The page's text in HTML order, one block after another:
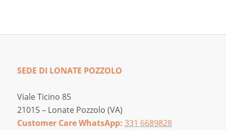
SEDE DI LONATE POZZOLO
Viale Ticino 85
21015 – Lonate Pozzolo (VA)
Customer Care WhatsApp: 331 6689828